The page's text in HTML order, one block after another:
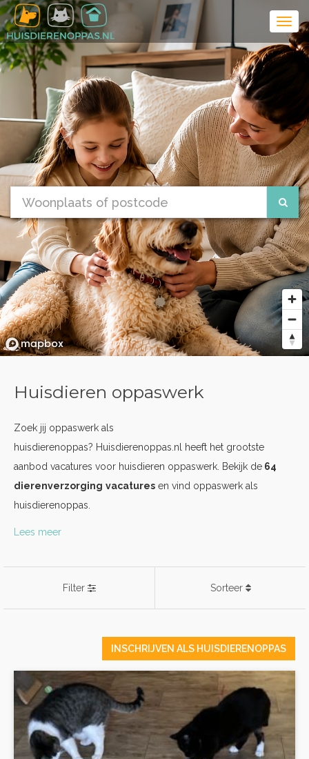
Huisdieren oppaswerk
Zoek jij oppaswerk als
huisdierenoppas? Huisdierenoppas.nl heeft het grootste
aanbod vacatures voor huisdieren oppaswerk. Bekijk de 64
dierenverzorging vacatures en vind oppaswerk als
huisdierenoppas.
Lees meer
Filter Sorteer
INSCHRIJVEN ALS HUISDIERENOPPAS